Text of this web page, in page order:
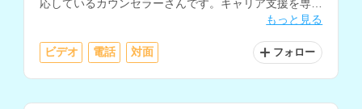
応しているカウンセラーさんです。キャリア支援を専門
としつつ、うつ的な不調や職場の人間関係、復職支援に
もっと見る
ビデオ 電話 対面 フォロー